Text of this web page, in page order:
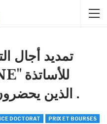
تمديد أجال
الذين يحضرون أطروحة الدكتوراه .
DOCTORAT PRIX ET BOURSES